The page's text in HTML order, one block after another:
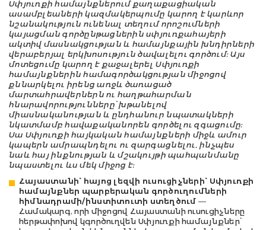
Սփյուռքի համայնքներում քաղաքացիական
ասամբլեաների կազմակերպումը կարող է կարևոր
նշանակություն ունենալ տեղում որոշումների
կայացման գործընթացներին սփյուռքահայերի
ակտիվ մասնակցության և համայնքային խնդիրների
վերաբերյալ երկխոսություն ծավալելու գործում: Այս
մոտեցումը կարող է քաջալերել Սփյուռքի
համայնքներին համագործակցության միջոցով
քննարկելու իրենց առջև ծառացած
մարտահրավերներն ու հաղթահարման
հնարավորությունները՝ խթանելով
միասնականության և ընդհանուր նպատակների
նկատմամբ հավաքականորեն գործելու զգացումը:
Սա Սփյուռքի հայկական համայնքների միջև ամուր
կապերն ամրապնդելու ու զարգացնելու, ինչպես
նաև հայ ինքնության և մշակույթի պահպանմանը
նպաստելու ևս մեկ միջոց է:
Հայաստանի՝ հայոց լեզվի ուսուցիչների՝ Սփյուռքի
համայնքներ պարբերական գործուղումների
հիմնադրամի/ինստիտուտի ստեղծում —
Համակարգ, որի միջոցով Հայաստանի ուսուցիչները
հերթափոխով կգործուղվեն Սփյուռքի համայնքներ՝